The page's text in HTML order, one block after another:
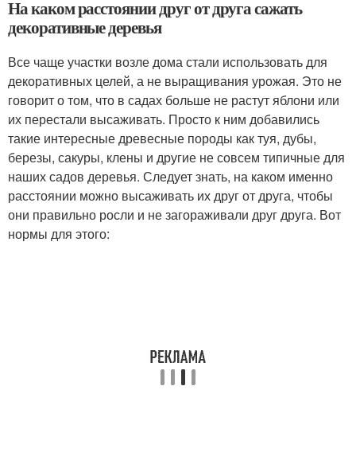
На каком расстоянии друг от друга сажать
декоративные деревья
Все чаще участки возле дома стали использовать для
декоративных целей, а не выращивания урожая. Это не
говорит о том, что в садах больше не растут яблони или
их перестали высаживать. Просто к ним добавились
такие интересные древесные породы как туя, дубы,
березы, сакуры, клены и другие не совсем типичные для
наших садов деревья. Следует знать, на каком именно
расстоянии можно высаживать их друг от друга, чтобы
они правильно росли и не загораживали друг друга. Вот
нормы для этого: